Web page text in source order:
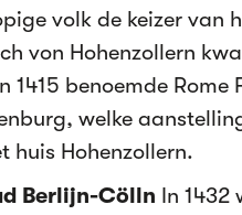
volk de keizer van
von Hohenzollern
1415 benoemde
welke
huis Hohenzollern.
Berlijn-Cölln In 1432